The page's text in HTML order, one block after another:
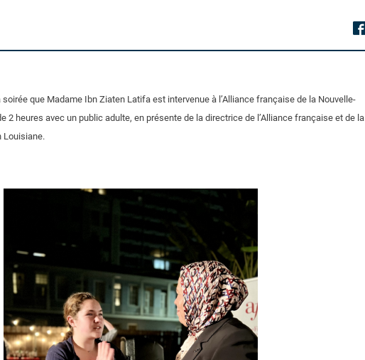
soirée que Madame Ibn Ziaten Latifa est intervenue à l’Alliance française de la Nouvelle-
2 heures avec un public adulte, en présente de la directrice de l’Alliance française et de la
Louisiane.